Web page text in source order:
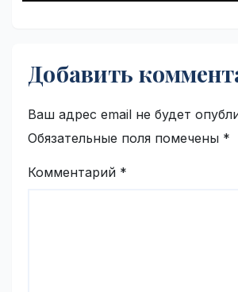
Добавить
Ваш адрес email не будет
Обязательные поля помечены *
Комментарий *